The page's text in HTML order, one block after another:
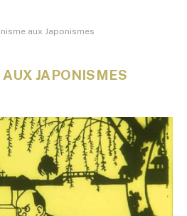
aux Japonismes
JAPONISMES